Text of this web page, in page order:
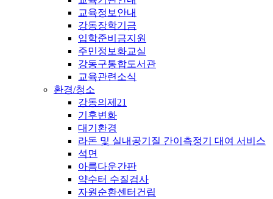
교육정보안내
강동장학기금
입학준비금지원
주민정보화교실
강동구통합도서관
교육관련소식
환경/청소
강동의제21
기후변화
대기환경
라돈 및 실내공기질 간이측정기 대여 서비스
석면
아름다운간판
약수터 수질검사
자원순환센터건립